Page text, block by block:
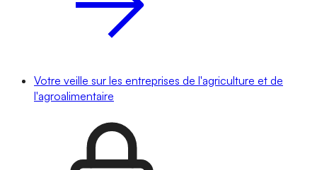
Votre veille sur les entreprises de l'agriculture et de
l'agroalimentaire